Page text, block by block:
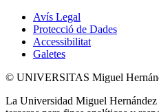
Avís Legal
Protecció de Dades
Accessibilitat
Galetes
© UNIVERSITAS Miguel
La Universidad Miguel